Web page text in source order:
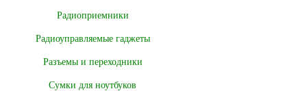
Радиоприемники
Радиоуправляемые гаджеты
Разъемы и переходники
Сумки для ноутбуков